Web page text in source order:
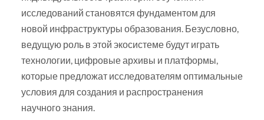
исследований становятся фундаментом для
новой инфраструктуры образования. Безусловно,
ведущую роль в этой экосистеме будут играть
технологии, цифровые архивы и платформы,
которые предложат исследователям оптимальные
условия для создания и распространения
научного знания.